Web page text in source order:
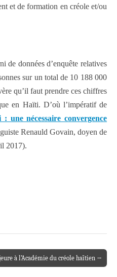
et de formation en créole et/ou
de données d’enquête relatives
sur un total de 10 188 000
qu’il faut prendre ces chiffres
en Haïti. D’où l’impératif de
une nécessaire convergence
Renauld Govain, doyen de
2017).
à l’Académie du créole haïtien →